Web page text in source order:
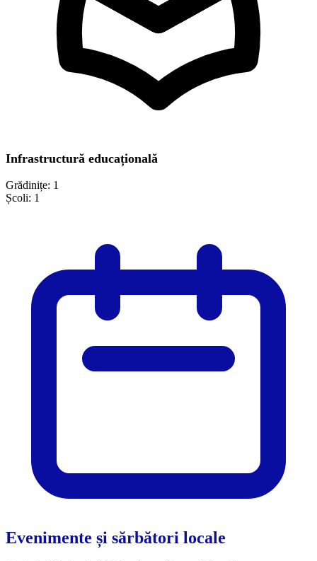
Infrastructură educațională
Grădinițe: 1
Școli: 1
Evenimente și sărbători locale